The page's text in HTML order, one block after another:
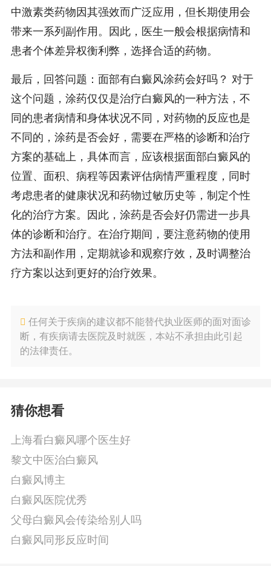
中激素类药物因其强效而广泛应用，但长期使用会
带来一系列副作用。因此，医生一般会根据病情和
患者个体差异权衡利弊，选择合适的药物。
最后，回答问题：面部有白癜风涂药会好吗？ 对于
这个问题，涂药仅仅是治疗白癜风的一种方法，不
同的患者病情和身体状况不同，对药物的反应也是
不同的，涂药是否会好，需要在严格的诊断和治疗
方案的基础上，具体而言，应该根据面部白癜风的
位置、面积、病程等因素评估病情严重程度，同时
考虑患者的健康状况和药物过敏历史等，制定个性
化的治疗方案。因此，涂药是否会好仍需进一步具
体的诊断和治疗。在治疗期间，要注意药物的使用
方法和副作用，定期就诊和观察疗效，及时调整治
疗方案以达到更好的治疗效果。
任何关于疾病的建议都不能替代执业医师的面对面诊
断，有疾病请去医院及时就医，本站不承担由此引起
的法律责任。
猜你想看
上海看白癜风哪个医生好
黎文中医治白癜风
白癜风博主
白癜风医院优秀
父母白癜风会传染给别人吗
白癜风同形反应时间